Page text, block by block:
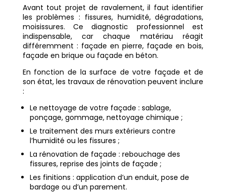
Avant tout projet de ravalement, il faut identifier
les problèmes : fissures, humidité, dégradations,
moisissures. Ce diagnostic professionnel est
indispensable, car chaque matériau réagit
différemment : façade en pierre, façade en bois,
façade en brique ou façade en béton.
En fonction de la surface de votre façade et de
son état, les travaux de rénovation peuvent inclure
:
Le nettoyage de votre façade : sablage,
ponçage, gommage, nettoyage chimique ;
Le traitement des murs extérieurs contre
l’humidité ou les fissures ;
La rénovation de façade : rebouchage des
fissures, reprise des joints de façade ;
Les finitions : application d’un enduit, pose de
bardage ou d’un parement.